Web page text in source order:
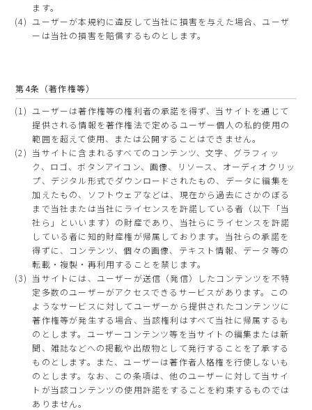
ます。
ユーザーが本規約に違反して当社に損害を与えた場合、ユーザ
ーは当社の損害を賠償するものとします。
第4条（著作権等）
ユーザーは著作権等の権利者の承諾を得ず、当サイトを通じて
提供される情報を著作権法で定めるユーザー個人の私的使用の
範囲を超えて使用、または公開することはできません。
当サイトに含まれるすべてのコンテンツ、文字、グラフィッ
ク、ロゴ、ボタンアイコン、画像、リソース、オーディオクリッ
プ、デジタル形式でダウンロードされたもの、データに編集を
加えたもの、ソフトウェアなどは、現在から過去にさかのぼる
まで当社または当社にライセンスを許諾している者（以下「当
社ら」といいます）の財産であり、当社らにライセンスを許諾
している者に知的財産権が帰属しております。当社らの承諾を
得ずに、コンテンツ、個々の画像、テキスト情報、データ等の
転載・複製・再利用することを禁じます。
当サイトには、ユーザーが送信（発信）したコンテンツを不特
定多数のユーザーがアクセスできるサービスがあります。この
ようなサービスに対してユーザーから提供されたコンテンツに
著作権等が発生する場合、当該権利はすべて当社に帰属するも
のとします。ユーザーコンテンツ等を当サイトの編集または新
聞、雑誌などへの掲載や出版物として発行することを了承する
ものとします。また、ユーザーは著作者人格権を行使しないも
のとします。なお、この条項は、他のユーザーに対して当サイ
トが当該コンテンツの使用許諾をすることを約束するものでは
ありません。